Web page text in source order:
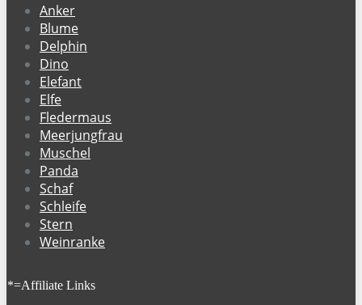
Anker
Blume
Delphin
Dino
Elefant
Elfe
Fledermaus
Meerjungfrau
Muschel
Panda
Schaf
Schleife
Stern
Weinranke
*=Affiliate Links